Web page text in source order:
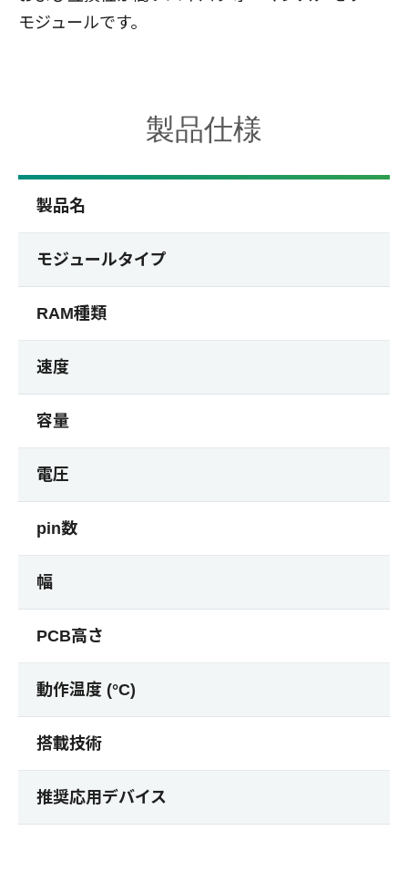
モジュールです。
製品仕様
製品名
モジュールタイプ
RAM種類
速度
容量
電圧
pin数
幅
PCB高さ
動作温度 (°C)
搭載技術
推奨応用デバイス